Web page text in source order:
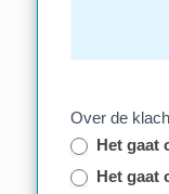
Over de
Het gaat
Het gaat